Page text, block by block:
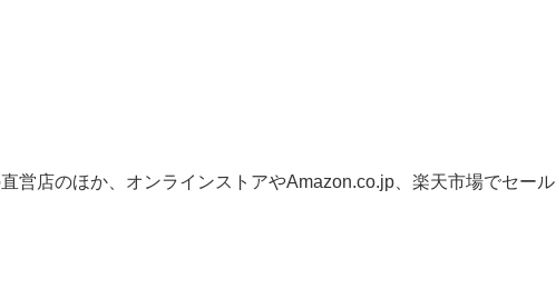
営店のほか、オンラインストアやAmazon.co.jp、楽天市場でセール